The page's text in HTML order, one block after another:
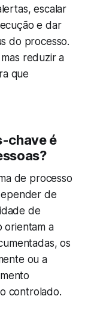
escalar
e dar
do processo.
reduzir a
que
chave é
de processo
de
de
orientam a
os
ou a
controlado.